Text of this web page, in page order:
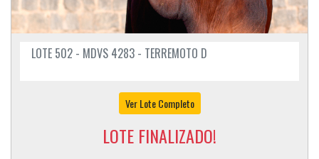
LOTE 502 - MDVS 4283 - TERREMOTO D
Ver Lote Completo
LOTE FINALIZADO!